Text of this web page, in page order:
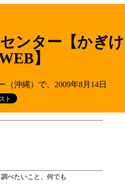
ンター【かぎけ
】
（沖縄）で、2009年8月14日